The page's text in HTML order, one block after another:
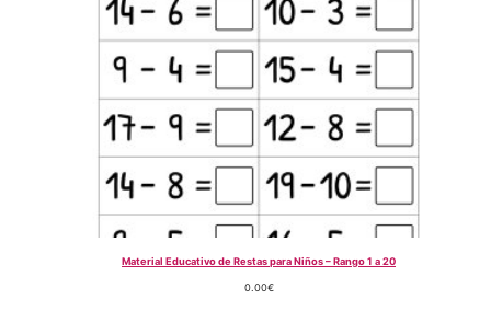
Material Educativo de Restas para Niños – Rango 1 a 20
0.00€